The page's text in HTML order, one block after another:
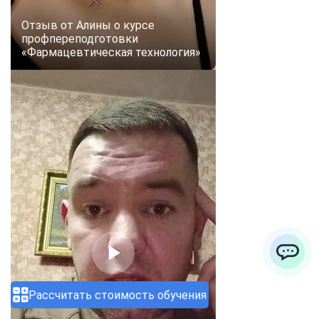
Рассчитать стоимость обучения
Отзыв от Алины о курсе
профпереподготовки
«Фармацевтическая технология»
ChatApp